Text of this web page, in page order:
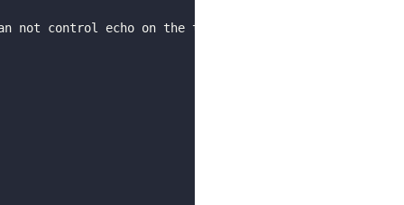
not control echo on the terminal.